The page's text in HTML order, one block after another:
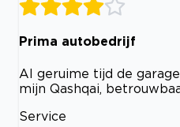
Prima autobedrijf
Al geruime tijd de
mijn Qashqai,
Service